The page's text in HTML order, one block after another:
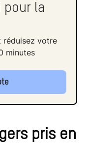
IA
pour la
réduisez votre
minutes
pris en